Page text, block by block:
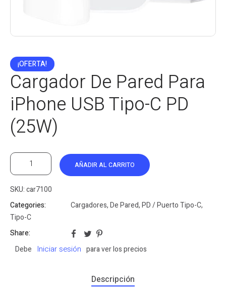
¡OFERTA!
Cargador De Pared Para
iPhone USB Tipo-C PD
(25W)
AÑADIR AL CARRITO
SKU:car7100
Categories:
Cargadores,De Pared,PD / Puerto Tipo-C,
Tipo-C
Share:
Debe
Iniciar sesión para ver los precios
Descripción